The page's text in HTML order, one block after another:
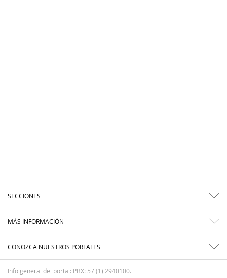
SECCIONES
MÁS INFORMACIÓN
CONOZCA NUESTROS PORTALES
Info general del portal: PBX: 57 (1) 2940100.